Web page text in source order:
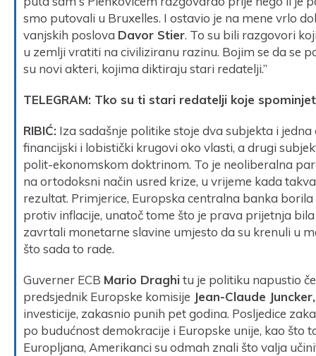
smo putovali u Bruxelles. I ostavio je na mene vrlo
vanjskih poslova Davor Stier. To su bili razgovori
u zemlji vratiti na civiliziranu razinu. Bojim se da se
su novi akteri, kojima diktiraju stari redatelji.”
TELEGRAM: Tko su ti stari redatelji koje
RIBIĆ: Iza sadašnje politike stoje dva subjekta i
financijski i lobistički krugovi oko vlasti, a drugi
polit-ekonomskom doktrinom. To je neoliberalna
na ortodoksni način usred krize, u vrijeme kada
rezultat. Primjerice, Europska centralna banka
protiv inflacije, unatoč tome što je prava prijetnja bila
zavrtali monetarne slavine umjesto da su krenuli u
što sada to rade.
Guverner ECB Mario Draghitu je politiku napustio
predsjednik Europske komisije Jean-Claude Juncker,
investicije, zakasnio punih pet godina. Posljedice
po budućnost demokracije i Europske unije, kao što
Europljana, Amerikanci su odmah znali što valja